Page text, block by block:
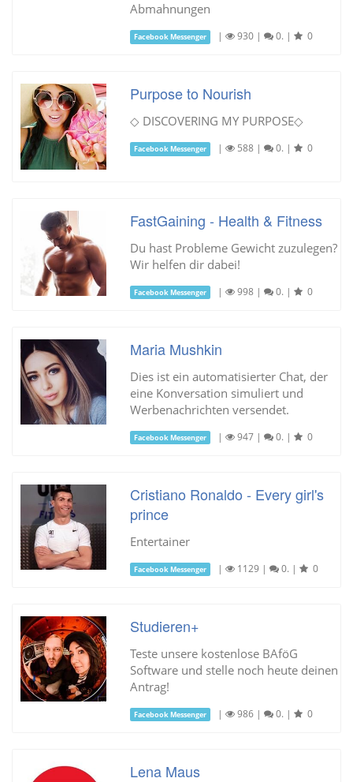
Abmahnungen
Facebook Messenger | 930 | 0. | 0
Purpose to Nourish
◇ DISCOVERING MY PURPOSE◇
Facebook Messenger | 588 | 0. | 0
FastGaining - Health & Fitness
Du hast Probleme Gewicht zuzulegen?
Wir helfen dir dabei!
Facebook Messenger | 998 | 0. | 0
Maria Mushkin
Dies ist ein automatisierter Chat, der
eine Konversation simuliert und
Werbenachrichten versendet.
Facebook Messenger | 947 | 0. | 0
Cristiano Ronaldo - Every girl's
prince
Entertainer
Facebook Messenger | 1129 | 0. | 0
Studieren+
Teste unsere kostenlose BAföG
Software und stelle noch heute deinen
Antrag!
Facebook Messenger | 986 | 0. | 0
Lena Maus